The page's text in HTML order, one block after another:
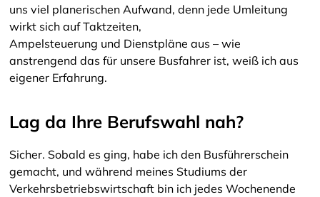
uns viel planerischen Aufwand, denn jede Umleitung
wirkt sich auf Taktzeiten,
Ampelsteuerung und Dienstpläne aus – wie
anstrengend das für unsere Busfahrer ist, weiß ich aus
eigener Erfahrung.
Lag da Ihre Berufswahl nah?
Sicher. Sobald es ging, habe ich den Busführerschein
gemacht, und während meines Studiums der
Verkehrsbetriebswirtschaft bin ich jedes Wochenende